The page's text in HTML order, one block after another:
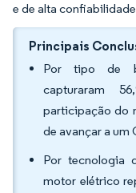
e de alta
Principais
Por tipo de
capturaram
participação do
de avançar a um
Por tecnologia
motor elétrico